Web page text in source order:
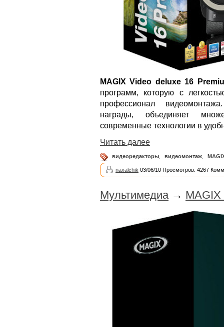
MAGIX Video deluxe 16
программ, которую с
профессионал
награды, объединяет
современные технологии в
Читать далее
видеоредакторы видеомонтаж
naxalchik 03/06/10 Просмотров: 4267
Мультимедиа → MAGIX